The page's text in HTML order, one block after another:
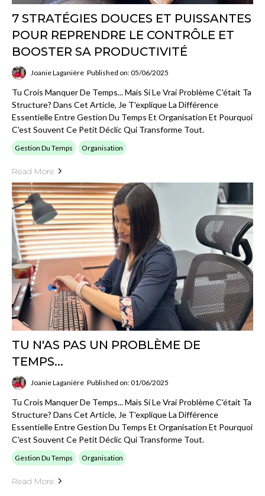
7 STRATÉGIES DOUCES ET PUISSANTES
POUR REPRENDRE LE CONTRÔLE ET
BOOSTER SA PRODUCTIVITÉ
Joanie Laganière Published on: 05/06/2025
Tu Crois Manquer De Temps... Mais Si Le Vrai Problème C'était Ta
Structure? Dans Cet Article, Je T'explique La Différence
Essentielle Entre Gestion Du Temps Et Organisation Et Pourquoi
C'est Souvent Ce Petit Déclic Qui Transforme Tout.
Gestion Du Temps Organisation
Read More
TU N'AS PAS UN PROBLÈME DE
TEMPS...
Joanie Laganière Published on: 01/06/2025
Tu Crois Manquer De Temps... Mais Si Le Vrai Problème C'était Ta
Structure? Dans Cet Article, Je T'explique La Différence
Essentielle Entre Gestion Du Temps Et Organisation Et Pourquoi
C'est Souvent Ce Petit Déclic Qui Transforme Tout.
Gestion Du Temps Organisation
Read More